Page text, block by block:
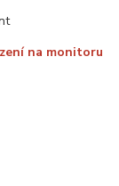
na monitoru